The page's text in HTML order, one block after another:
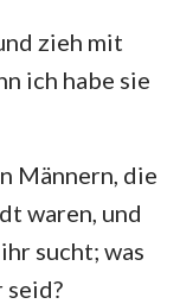
zieh mit
ich habe sie
Männern, die
waren, und
sucht; was
seid?